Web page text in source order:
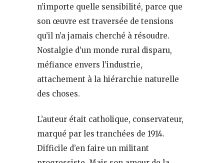
n’importe quelle sensibilité, parce que
son œuvre est traversée de tensions
qu’il n’a jamais cherché à résoudre.
Nostalgie d’un monde rural disparu,
méfiance envers l’industrie,
attachement à la hiérarchie naturelle
des choses.
L’auteur était catholique, conservateur,
marqué par les tranchées de 1914.
Difficile d’en faire un militant